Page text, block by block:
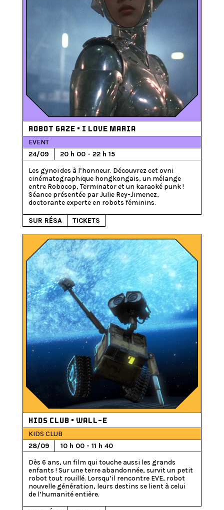
ROBOT GAZE • I LOVE MARIA
24/09 20 h 00 - 22 h 15
SUR RÉSA
EVENT
Les gynoïdes à l’honneur. Découvrez cet ovni
cinématographique hongkongais, un mélange
entre Robocop, Terminator et un karaoké punk !
Séance présentée par Julie Rey-Jimenez,
TICKETS
KIDS CLUB • WALL-E
28/09 10 h 00 - 11 h 40
KIDS CLUB
Dès 6 ans, un film qui touche aussi les grands
enfants ! Sur une terre abandonnée, survit un petit
robot tout rouillé. Lorsqu’il rencontre EVE, robot
nouvelle génération, leurs destins se lient à celui